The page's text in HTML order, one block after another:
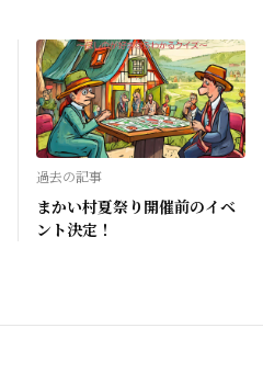
過去の記事
まかい村夏祭り開催前のイベ
ント決定！